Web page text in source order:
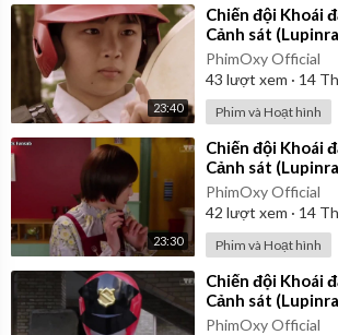
23:40
⁣Chiến đội Khoái
Cảnh sát
Patranger) 2018
PhimOxy Official
43 lượt xem · 14
Phim và Hoạt hình
23:30
⁣Chiến đội Khoái
Cảnh sát
Patranger) 2018
PhimOxy Official
42 lượt xem · 14
Phim và Hoạt hình
⁣Chiến đội Khoái
Cảnh sát
Patranger) 2018
PhimOxy Official